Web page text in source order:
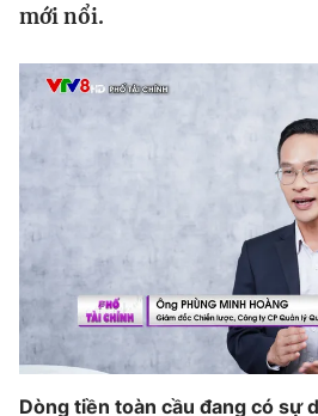
Tin tức
Thế giới đó đây
Câu chuyện quốc tế
Tài chính
Dữ liệu và đời sống
Truyền hình
Phim VTV
Hậu trường
Nhân vật
Khán giả
Giải trí
Điện ảnh
Âm nhạc
Sao
Đời sống
Du lịch
Giáo dục
mới nổi.
Dòng tiền toàn cầu đang có sự